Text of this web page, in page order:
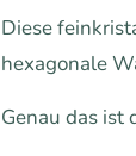
Diese
hexagonale
Genau das ist